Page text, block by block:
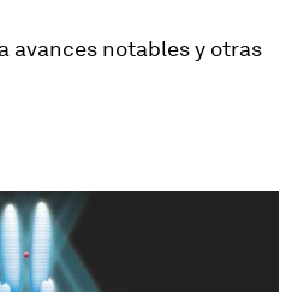
avances notables y otras